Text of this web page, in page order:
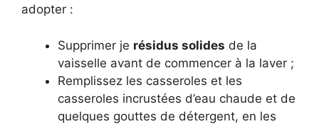
adopter :
Supprimer je résidus solides de la
vaisselle avant de commencer à la laver ;
Remplissez les casseroles et les
casseroles incrustées d’eau chaude et de
quelques gouttes de détergent, en les